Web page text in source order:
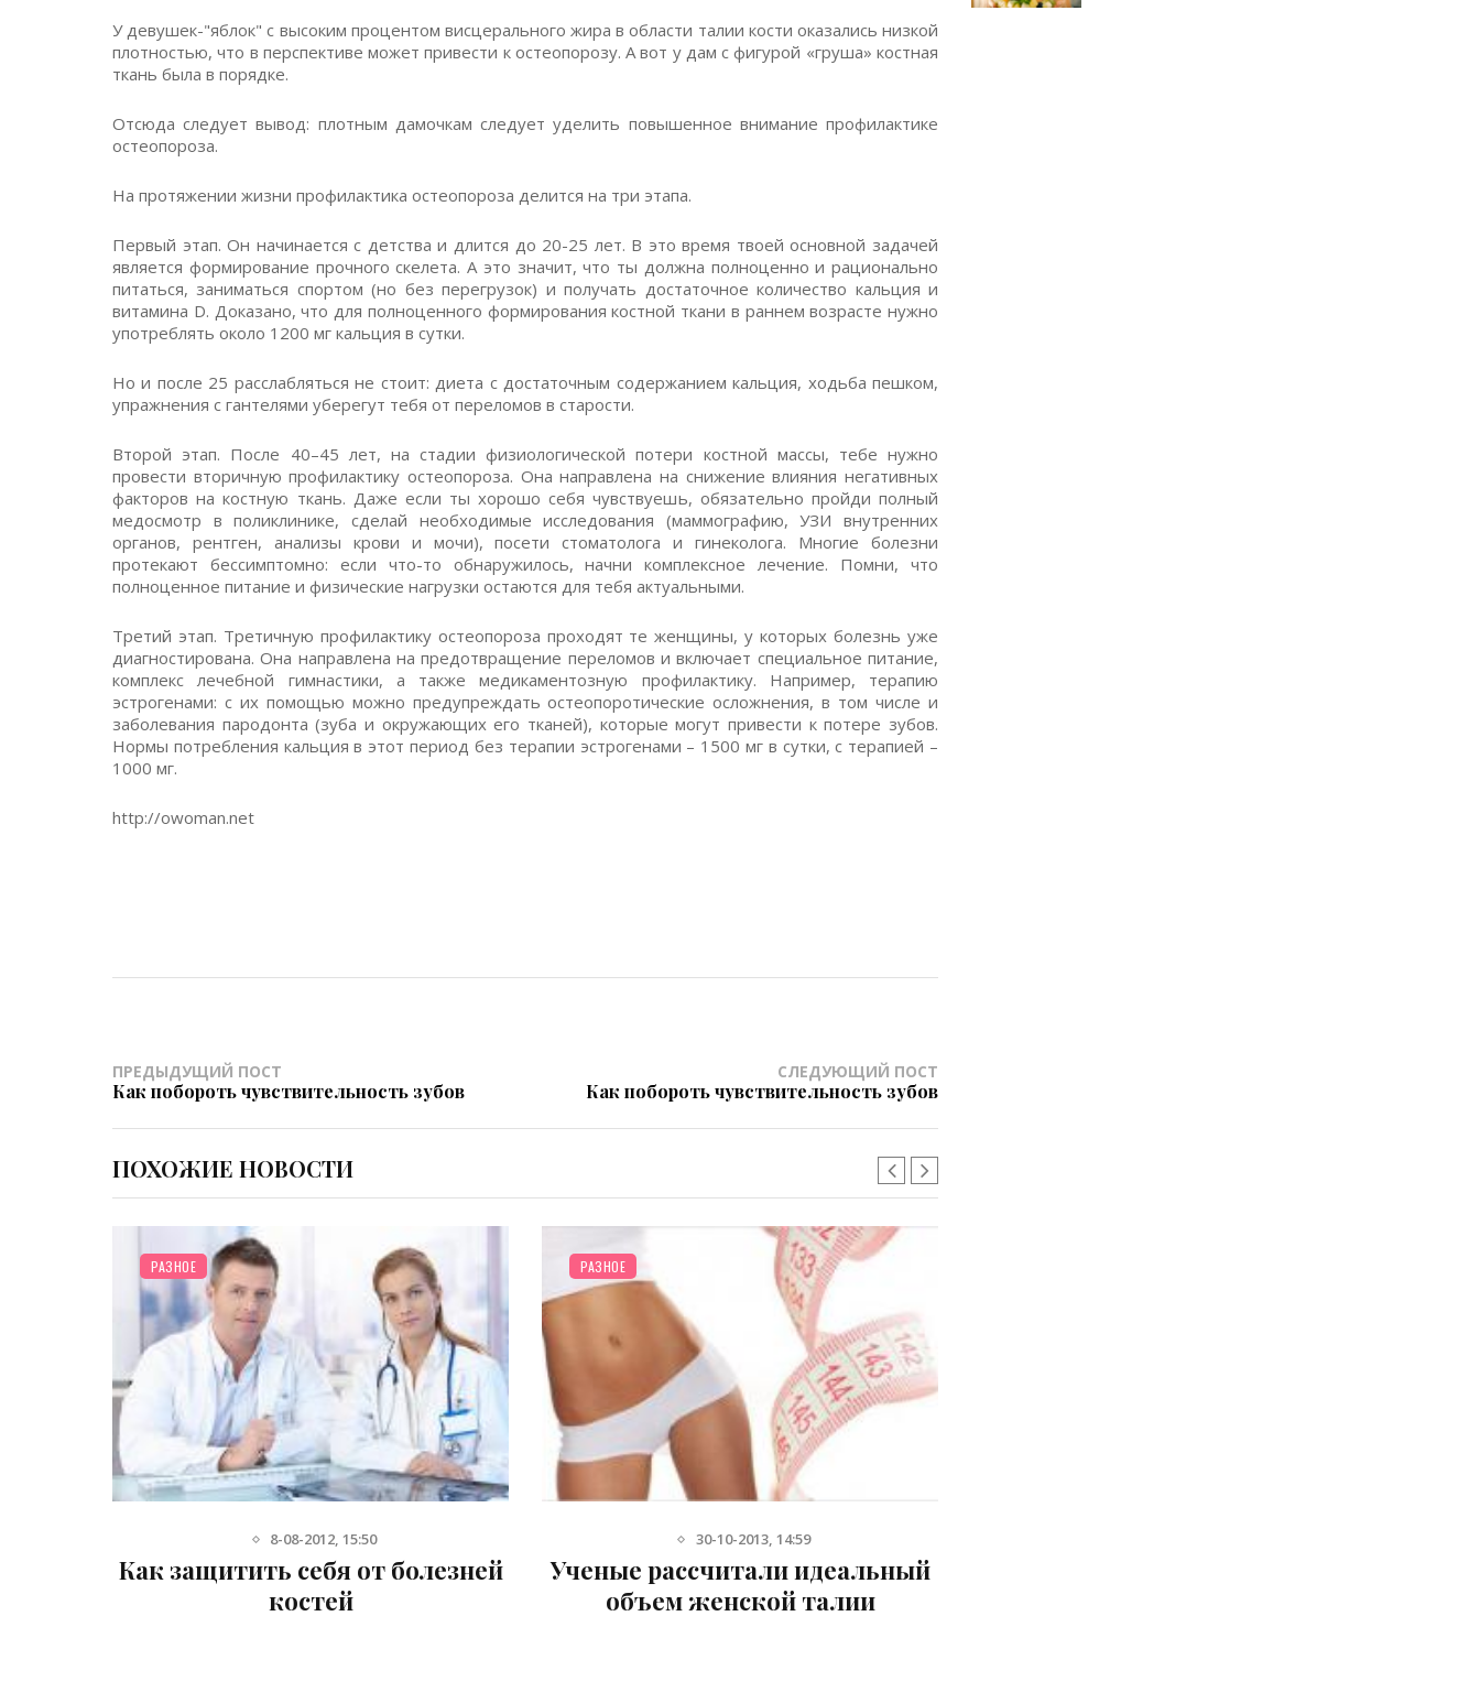
У девушек-"яблок" с высоким процентом висцерального жира в области талии кости оказались низкой
плотностью, что в перспективе может привести к остеопорозу. А вот у дам с фигурой «груша» костная
ткань была в порядке.
Отсюда следует вывод: плотным дамочкам следует уделить повышенное внимание профилактике
остеопороза.
На протяжении жизни профилактика остеопороза делится на три этапа.
Первый этап. Он начинается с детства и длится до 20-25 лет. В это время твоей основной задачей
является формирование прочного скелета. А это значит, что ты должна полноценно и рационально
питаться, заниматься спортом (но без перегрузок) и получать достаточное количество кальция и
витамина D. Доказано, что для полноценного формирования костной ткани в раннем возрасте нужно
употреблять около 1200 мг кальция в сутки.
Но и после 25 расслабляться не стоит: диета с достаточным содержанием кальция, ходьба пешком,
упражнения с гантелями уберегут тебя от переломов в старости.
Второй этап. После 40–45 лет, на стадии физиологической потери костной массы, тебе нужно
провести вторичную профилактику остеопороза. Она направлена на снижение влияния негативных
факторов на костную ткань. Даже если ты хорошо себя чувствуешь, обязательно пройди полный
медосмотр в поликлинике, сделай необходимые исследования (маммографию, УЗИ внутренних
органов, рентген, анализы крови и мочи), посети стоматолога и гинеколога. Многие болезни
протекают бессимптомно: если что-то обнаружилось, начни комплексное лечение. Помни, что
полноценное питание и физические нагрузки остаются для тебя актуальными.
Третий этап. Третичную профилактику остеопороза проходят те женщины, у которых болезнь уже
диагностирована. Она направлена на предотвращение переломов и включает специальное питание,
комплекс лечебной гимнастики, а также медикаментозную профилактику. Например, терапию
эстрогенами: с их помощью можно предупреждать остеопоротические осложнения, в том числе и
заболевания пародонта (зуба и окружающих его тканей), которые могут привести к потере зубов.
Нормы потребления кальция в этот период без терапии эстрогенами – 1500 мг в сутки, с терапией –
1000 мг.
http://owoman.net
ПРЕДЫДУЩИЙ ПОСТ
Как побороть чувствительность зубов
СЛЕДУЮЩИЙ ПОСТ
Как побороть чувствительность зубов
ПОХОЖИЕ НОВОСТИ
защитить себя от болезней
30-10-2013, 14:59
Ученые рассчитали идеальный
объем женской талии
Влияние физических